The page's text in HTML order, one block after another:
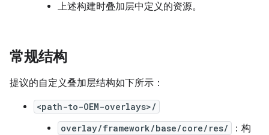
上述构建时叠加层中定义的资源。
常规结构
提议的自定义叠加层结构如下所示：
<path-to-OEM-overlays>/
overlay/framework/base/core/res/
：构